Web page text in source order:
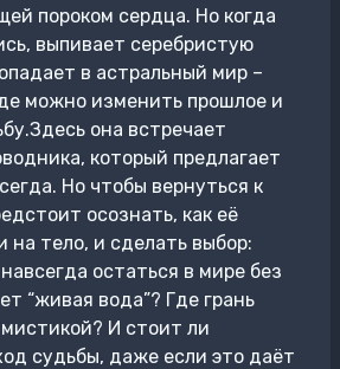
пороком сердца. Но когда
выпивает серебристую
в астральный мир –
можно изменить прошлое и
она встречает
который предлагает
Но чтобы вернуться к
осознать, как её
на тело, и сделать выбор:
остаться в мире без
“живая вода”? Где грань
И стоит ли
судьбы, даже если это даёт